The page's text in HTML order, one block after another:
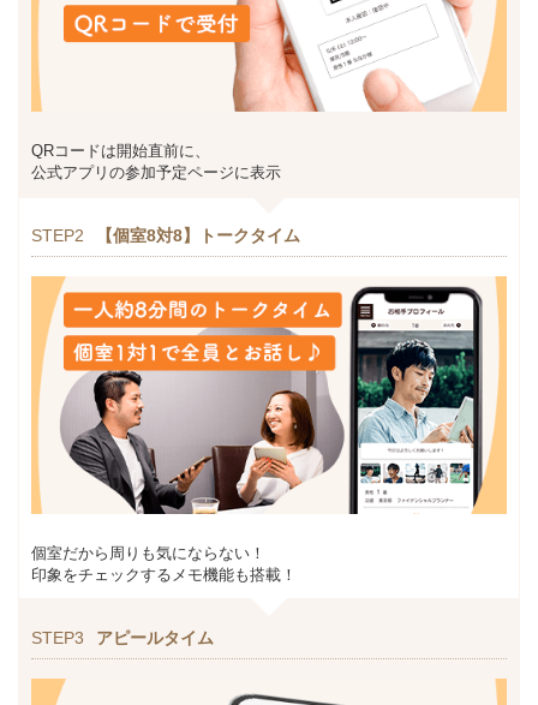
QRコードは開始直前に、
公式アプリの参加予定ページに表示
STEP2 【個室8対8】トークタイム
個室だから周りも気にならない！
印象をチェックするメモ機能も搭載！
STEP3 アピールタイム